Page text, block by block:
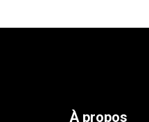
À propos